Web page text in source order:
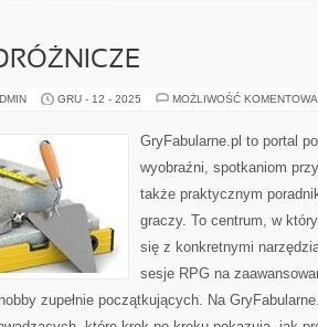
GRU - 12 - 2025 MOŻLIWOŚĆ
GryFabularne.pl to portal
wyobraźni, spotkaniom
także praktycznym
graczy. To centrum, w
się z konkretnymi
sesje RPG na
zupełnie początkujących. Na